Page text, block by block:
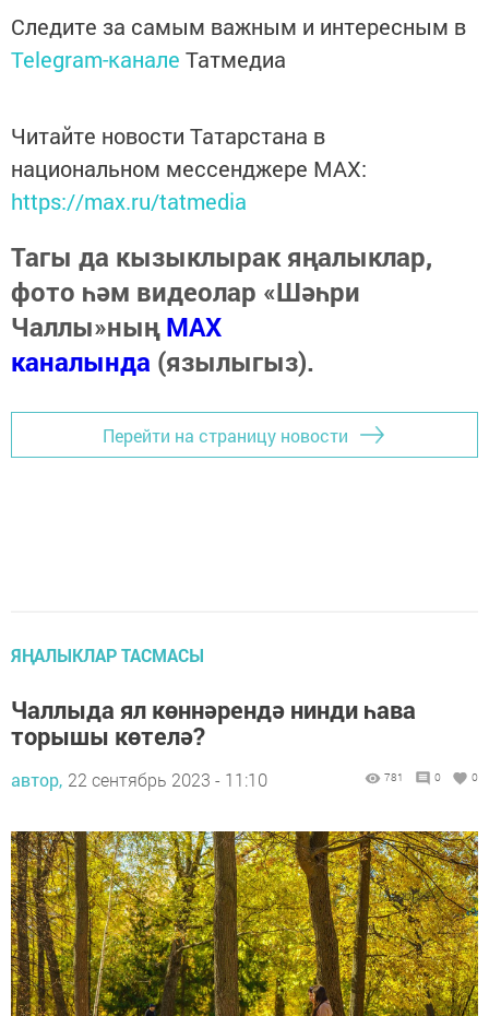
Следите за самым важным и интересным в
Telegram-канале Татмедиа
Читайте новости Татарстана в
национальном мессенджере MАХ:
https://max.ru/tatmedia
Тагы да кызыклырак яңалыклар,
фото һәм видеолар «Шәһри
Чаллы»ныңMAX
каналында (язылыгыз).
Перейти на страницу новости
ЯҢАЛЫКЛАР ТАСМАСЫ
Чаллыда ял көннәрендә нинди һава
торышы көтелә?
автор, 22 сентябрь 2023 - 11:10 781 0 0